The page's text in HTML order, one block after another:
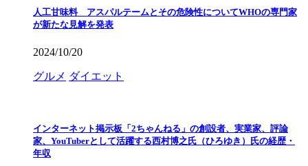
人工甘味料 アスパルテームとその危険性についてWHOの専門家
が新たな見解を発表
2024/10/20
グルメ ダイエット
インターネット掲示板「2ちゃんねる」の創設者、実業家、評論
家、YouTuberとして活躍する西村博之氏（ひろゆき）氏の経歴・
年収